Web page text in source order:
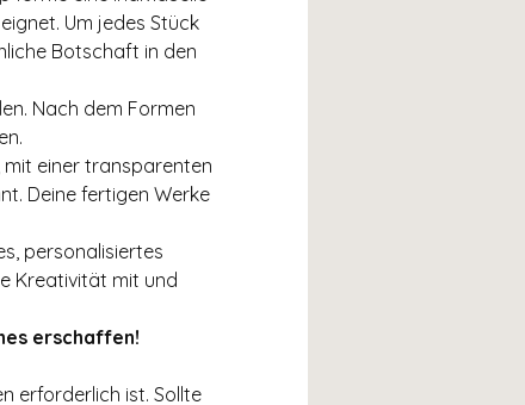
Um jedes Stück
Botschaft in den
Nach dem Formen
einer transparenten
Deine fertigen Werke
personalisiertes
Kreativität mit und
erschaffen!
erforderlich ist. Sollte